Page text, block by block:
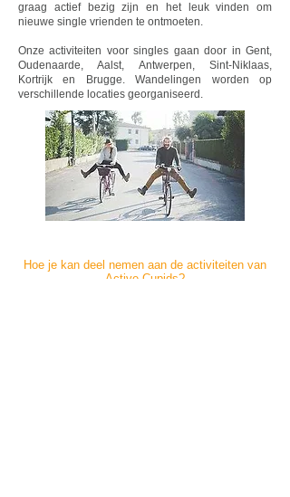
graag actief bezig zijn en het leuk vinden om
nieuwe single vrienden te ontmoeten.
Onze activiteiten voor singles gaan door in Gent,
Oudenaarde, Aalst, Antwerpen, Sint-Niklaas,
Kortrijk en Brugge. Wandelingen worden op
verschillende locaties georganiseerd.
Hoe je kan deel nemen aan de activiteiten van
Active Cupids?